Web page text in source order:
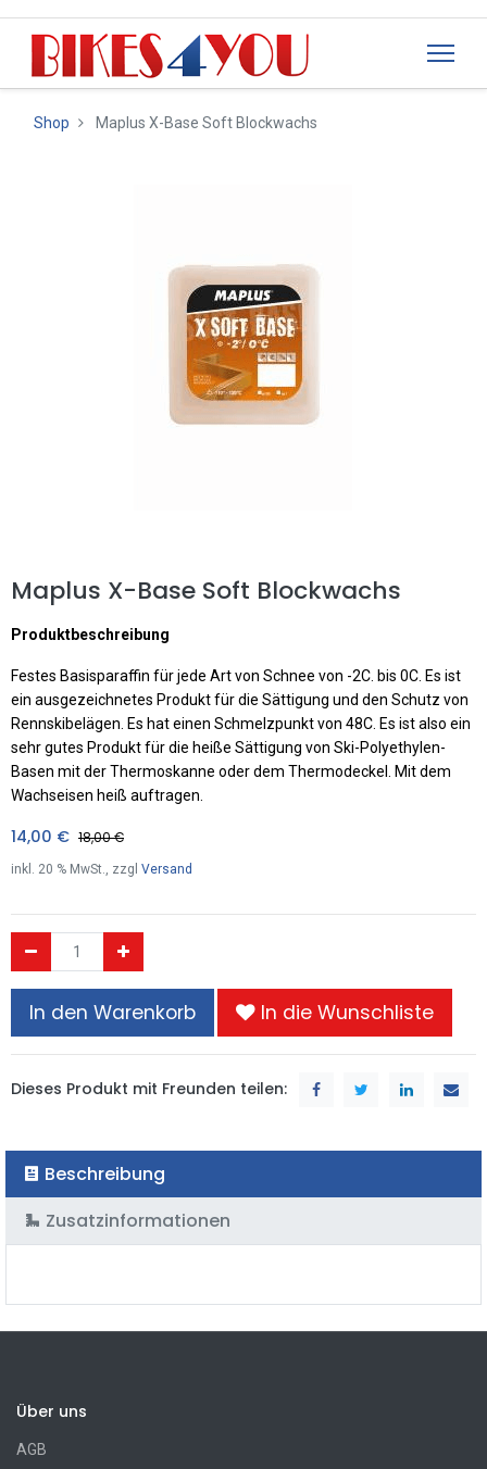
Shop Maplus X-Base Soft Blockwachs
Maplus X-Base Soft Blockwachs
Produktbeschreibung
Festes Basisparaffin für jede Art von Schnee von -2C. bis 0C. Es ist
ein ausgezeichnetes Produkt für die Sättigung und den Schutz von
Rennskibelägen. Es hat einen Schmelzpunkt von 48C. Es ist also ein
sehr gutes Produkt für die heiße Sättigung von Ski-Polyethylen-
Basen mit der Thermoskanne oder dem Thermodeckel. Mit dem
Wachseisen heiß auftragen.
14,00 € 18,00€
inkl. 20 % MwSt., zzgl Versand
In den Warenkorb In die Wunschliste
Dieses Produkt mit Freunden teilen:
Beschreibung
Zusatzinformationen
Über uns
AGB